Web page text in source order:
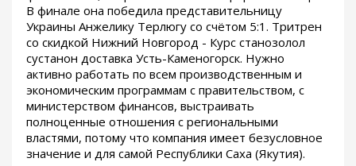
В финале она победила представительницу
Украины Анжелику Терлюгу со счётом 5:1. Тритрен
со скидкой Нижний Новгород - Курс станозолол
сустанон доставка Усть-Каменогорск. Нужно
активно работать по всем производственным и
экономическим программам с правительством, с
министерством финансов, выстраивать
полноценные отношения с региональными
властями, потому что компания имеет безусловное
значение и для самой Республики Саха (Якутия).